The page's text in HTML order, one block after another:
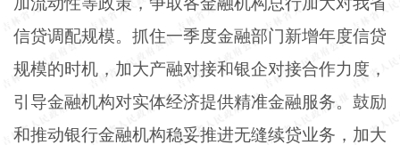
信贷调配规模。抓住一季度金融部门新增年度信贷
规模的时机，加大产融对接和银企对接合作力度，
引导金融机构对实体经济提供精准金融服务。鼓励
和推动银行金融机构稳妥推进无缝续贷业务，加大